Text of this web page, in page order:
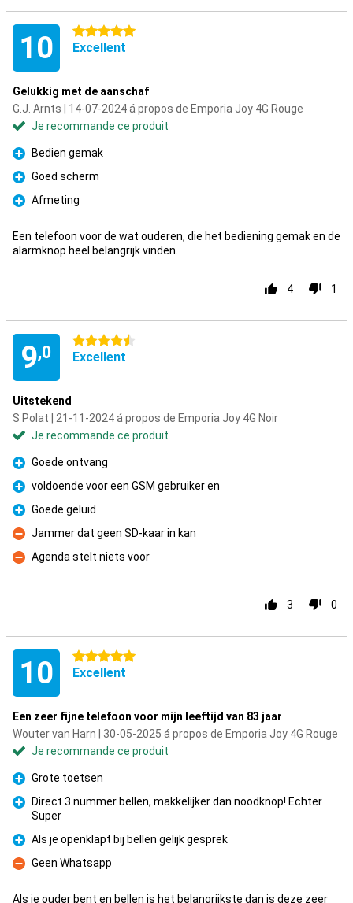
10 5 étoiles
Excellent
Gelukkig met de aanschaf
G.J. Arnts | 14-07-2024 á propos de Emporia Joy 4G Rouge
Je recommande ce produit
Pour
Bedien gemak
Pour
Goed scherm
Pour
Afmeting
Een telefoon voor de wat ouderen, die het bediening gemak en de
alarmknop heel belangrijk vinden.
4 1
9,0
4.5 étoiles
Excellent
Uitstekend
S Polat | 21-11-2024 á propos de Emporia Joy 4G Noir
Je recommande ce produit
Pour
Goede ontvang
Pour
voldoende voor een GSM gebruiker en
Pour
Goede geluid
Contre
Jammer dat geen SD-kaar in kan
Contre
Agenda stelt niets voor
3 0
10 5 étoiles
Excellent
Een zeer fijne telefoon voor mijn leeftijd van 83 jaar
Wouter van Harn | 30-05-2025 á propos de Emporia Joy 4G Rouge
Je recommande ce produit
Pour
Grote toetsen
Pour
Direct 3 nummer bellen, makkelijker dan noodknop! Echter
Super
Pour
Als je openklapt bij bellen gelijk gesprek
Contre
Geen Whatsapp
Als je ouder bent en bellen is het belangrijkste dan is deze zeer